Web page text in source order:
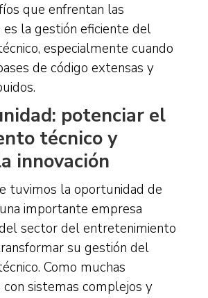
que enfrentan las
es la gestión eficiente del
especialmente cuando
de código extensas y
potenciar el
técnico y
innovación
tuvimos la oportunidad de
importante empresa
sector del entretenimiento
su gestión del
Como muchas
con sistemas complejos y